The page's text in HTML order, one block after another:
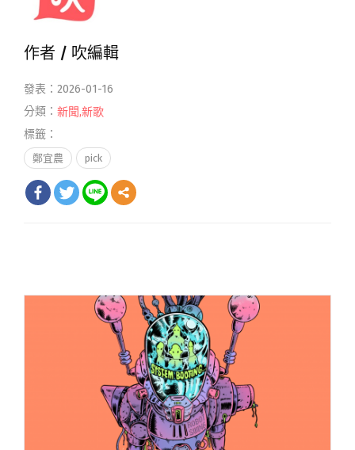
作者 / 吹編輯
發表：2026-01-16
分類： 新聞,新歌
標籤：
鄭宜農 pick